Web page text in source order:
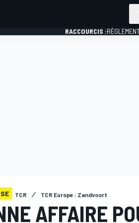
RACCOURCIS :
TCR TCR Europe : Zandvoort
AFFAIRE